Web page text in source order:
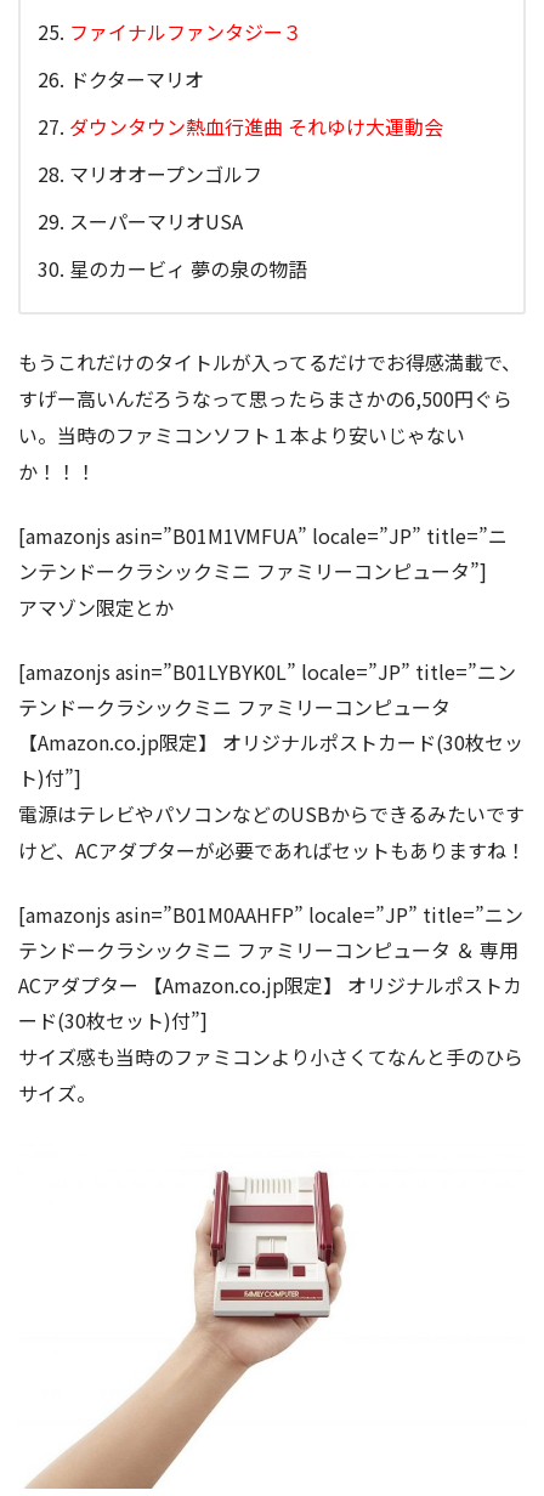
ファイナルファンタジー３
ドクターマリオ
ダウンタウン熱血行進曲 それゆけ大運動会
マリオオープンゴルフ
スーパーマリオUSA
星のカービィ 夢の泉の物語
もうこれだけのタイトルが入ってるだけでお得感満載で、
すげー高いんだろうなって思ったらまさかの6,500円ぐら
い。当時のファミコンソフト１本より安いじゃない
か！！！
[amazonjs asin=”B01M1VMFUA” locale=”JP” title=”ニ
ンテンドークラシックミニ ファミリーコンピュータ”]
アマゾン限定とか
[amazonjs asin=”B01LYBYK0L” locale=”JP” title=”ニン
テンドークラシックミニ ファミリーコンピュータ
【Amazon.co.jp限定】 オリジナルポストカード(30枚セッ
ト)付”]
電源はテレビやパソコンなどのUSBからできるみたいです
けど、ACアダプターが必要であればセットもありますね！
[amazonjs asin=”B01M0AAHFP” locale=”JP” title=”ニン
テンドークラシックミニ ファミリーコンピュータ ＆ 専用
ACアダプター 【Amazon.co.jp限定】 オリジナルポストカ
ード(30枚セット)付”]
サイズ感も当時のファミコンより小さくてなんと手のひら
サイズ。